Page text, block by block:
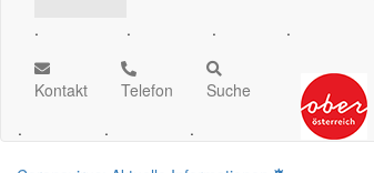
.
.
.
.
Kontakt
.
Telefon
.
Suche
.